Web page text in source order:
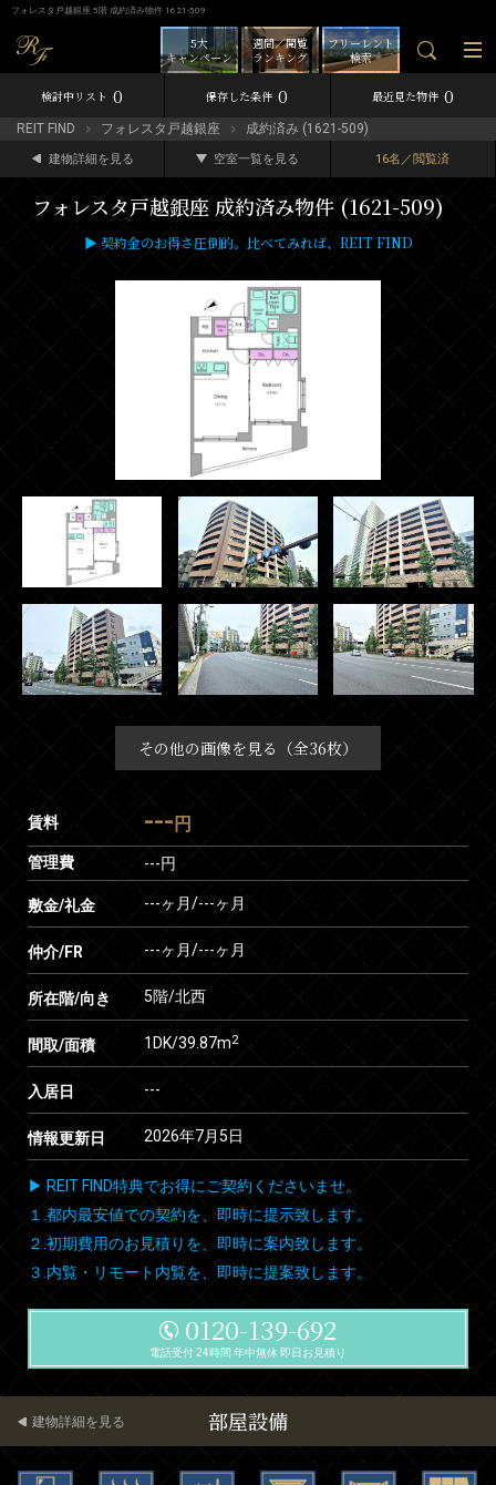
フォレスタ戸越銀座 5階 成約済み物件 1621-509
フリーレント
検索
週間／閲覧
ランキング
5大
キャンペーン
検討中リスト 0 保存した条件 0 最近見た物件 0
REIT FIND フォレスタ戸越銀座 成約済み (1621-509)
建物詳細を見る 空室一覧を見る 16名／閲覧済
フォレスタ戸越銀座 成約済み物件 (1621-509)
▶ 契約金のお得さ圧倒的。比べてみれば、REIT FIND
その他の画像を見る（全36枚）
賃料 --- 円
管理費 ---円
敷金/礼金 ---ヶ月/---ヶ月
仲介/FR ---ヶ月/---ヶ月
所在階/向き 5階/北西
間取/面積 1DK/39.87m2
入居日 ---
情報更新日 2026年7月5日
▶ REIT FIND特典でお得にご契約くださいませ。
１.都内最安値での契約を、即時に提示致します。
２.初期費用のお見積りを、即時に案内致します。
３.内覧・リモート内覧を、即時に提案致します。
0120-139-692
電話受付 24時間 年中無休 即日お見積り
部屋設備
建物詳細を見る